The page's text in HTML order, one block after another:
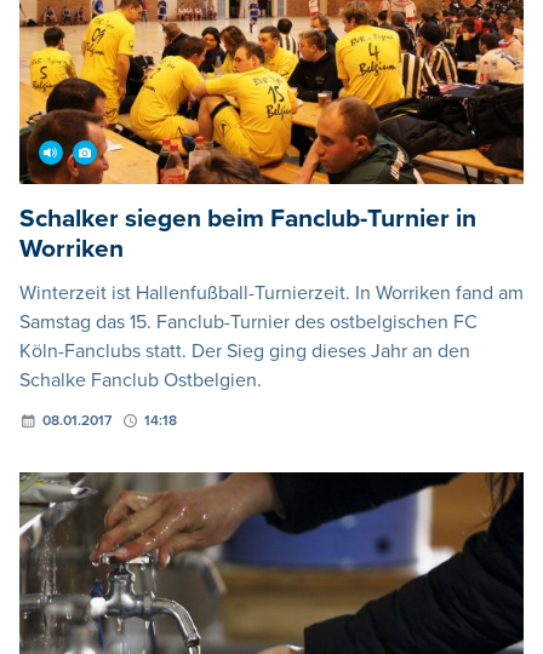
Schalker siegen beim Fanclub-Turnier in
Worriken
Winterzeit ist Hallenfußball-Turnierzeit. In Worriken fand am
Samstag das 15. Fanclub-Turnier des ostbelgischen FC
Köln-Fanclubs statt. Der Sieg ging dieses Jahr an den
Schalke Fanclub Ostbelgien.
08.01.2017 14:18